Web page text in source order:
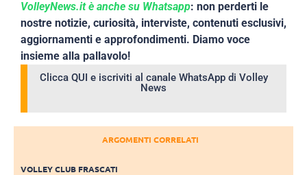
VolleyNews.it è anche su Whatsapp: non perderti le
nostre notizie, curiosità, interviste, contenuti esclusivi,
aggiornamenti e approfondimenti. Diamo voce
insieme alla pallavolo!
Clicca QUI e iscriviti al canale WhatsApp di Volley
News
ARGOMENTI CORRELATI
VOLLEY CLUB FRASCATI